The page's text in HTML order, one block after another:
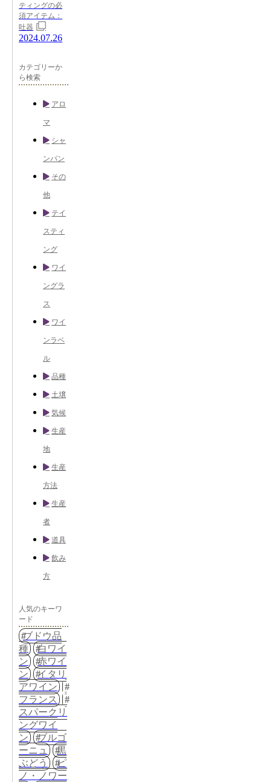
ティングの必
須アイテム：
吐器
2024.07.26
カテゴリーか
ら検索
アロ
マ
シャ
ンパン
その
他
テイ
スティ
ング
ワイ
ングラ
ス
ワイ
ンラベ
ル
品種
土壌
気候
生産
地
生産
方法
生産
者
道具
飲み
方
人気のキーワ
ード
ブドウ品
種
白ワイ
ン
赤ワイ
ン
イタリ
アワイン
フランス
スパークリ
ングワイ
ン
ブルゴ
ーニュ
黒
ぶどう
ピ
ノ・ノワー